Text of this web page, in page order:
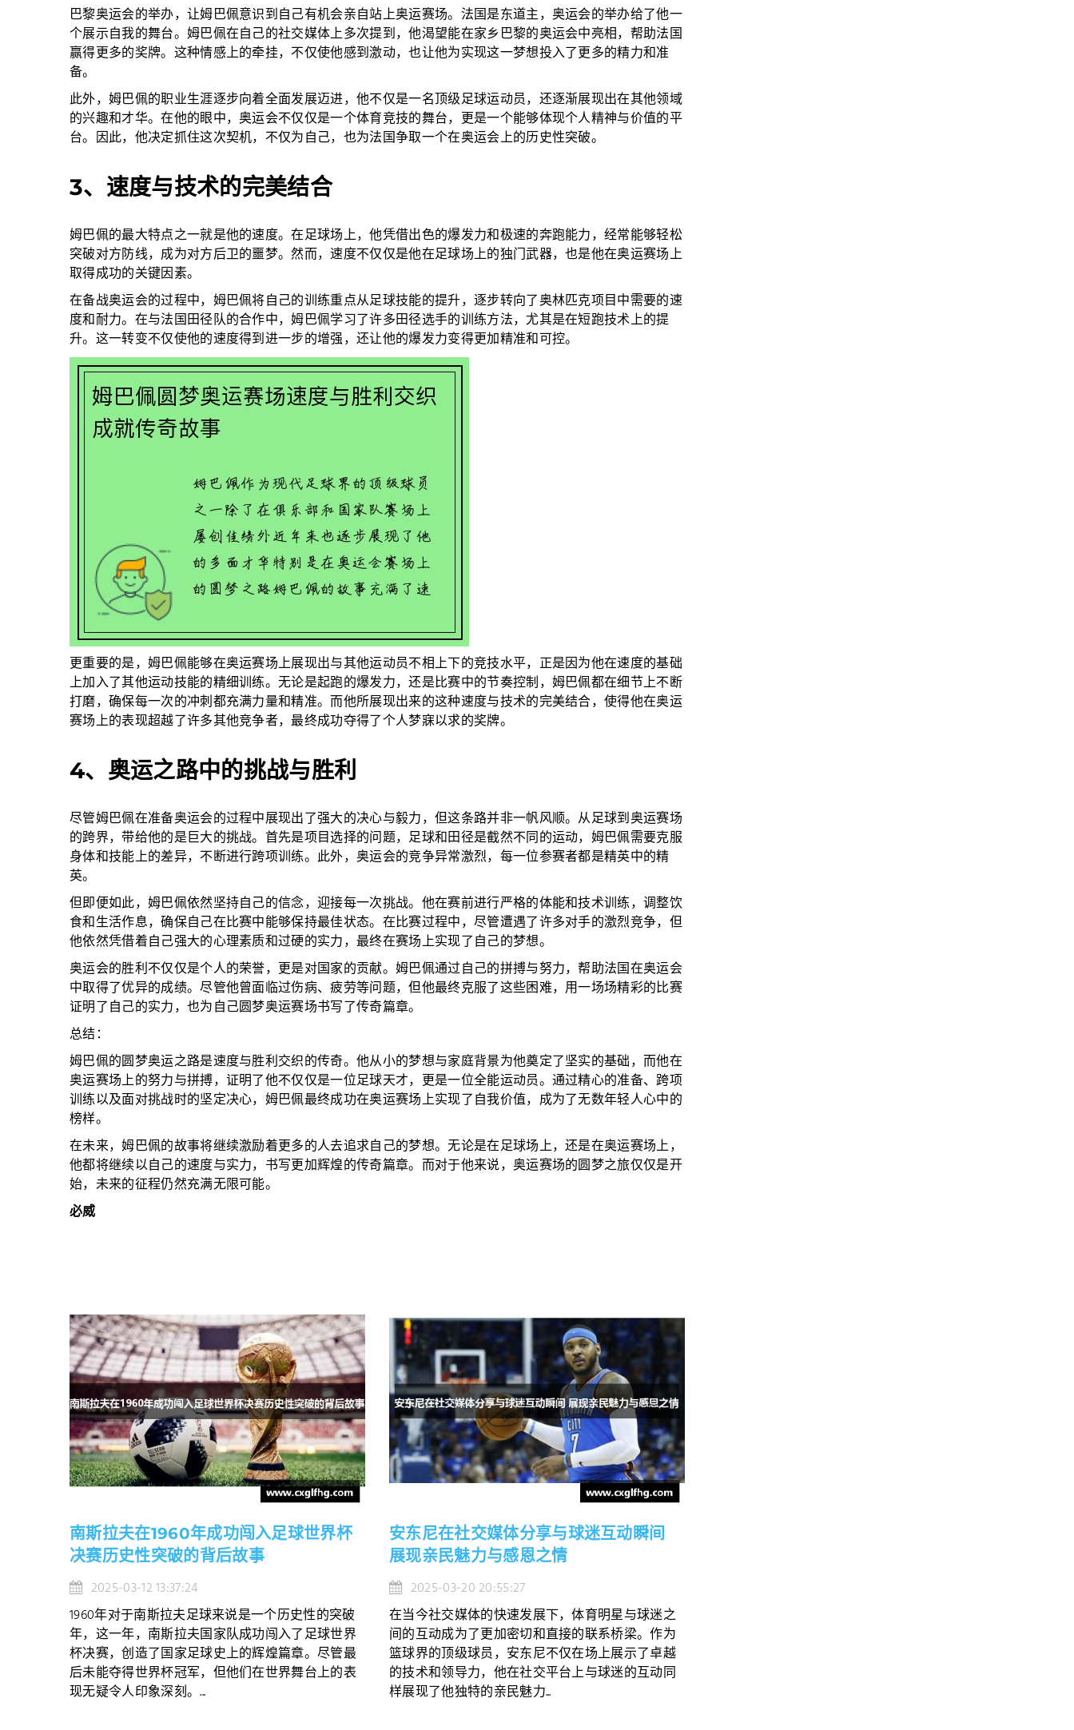
巴黎奥运会的举办，让姆巴佩意识到自己有机会亲自站上奥运赛场。法国是东道主，奥运会的举办给了他一
个展示自我的舞台。姆巴佩在自己的社交媒体上多次提到，他渴望能在家乡巴黎的奥运会中亮相，帮助法国
赢得更多的奖牌。这种情感上的牵挂，不仅使他感到激动，也让他为实现这一梦想投入了更多的精力和准
备。
此外，姆巴佩的职业生涯逐步向着全面发展迈进，他不仅是一名顶级足球运动员，还逐渐展现出在其他领域
的兴趣和才华。在他的眼中，奥运会不仅仅是一个体育竞技的舞台，更是一个能够体现个人精神与价值的平
台。因此，他决定抓住这次契机，不仅为自己，也为法国争取一个在奥运会上的历史性突破。
3、速度与技术的完美结合
姆巴佩的最大特点之一就是他的速度。在足球场上，他凭借出色的爆发力和极速的奔跑能力，经常能够轻松
突破对方防线，成为对方后卫的噩梦。然而，速度不仅仅是他在足球场上的独门武器，也是他在奥运赛场上
取得成功的关键因素。
在备战奥运会的过程中，姆巴佩将自己的训练重点从足球技能的提升，逐步转向了奥林匹克项目中需要的速
度和耐力。在与法国田径队的合作中，姆巴佩学习了许多田径选手的训练方法，尤其是在短跑技术上的提
升。这一转变不仅使他的速度得到进一步的增强，还让他的爆发力变得更加精准和可控。
更重要的是，姆巴佩能够在奥运赛场上展现出与其他运动员不相上下的竞技水平，正是因为他在速度的基础
上加入了其他运动技能的精细训练。无论是起跑的爆发力，还是比赛中的节奏控制，姆巴佩都在细节上不断
打磨，确保每一次的冲刺都充满力量和精准。而他所展现出来的这种速度与技术的完美结合，使得他在奥运
赛场上的表现超越了许多其他竞争者，最终成功夺得了个人梦寐以求的奖牌。
4、奥运之路中的挑战与胜利
尽管姆巴佩在准备奥运会的过程中展现出了强大的决心与毅力，但这条路并非一帆风顺。从足球到奥运赛场
的跨界，带给他的是巨大的挑战。首先是项目选择的问题，足球和田径是截然不同的运动，姆巴佩需要克服
身体和技能上的差异，不断进行跨项训练。此外，奥运会的竞争异常激烈，每一位参赛者都是精英中的精
英。
但即便如此，姆巴佩依然坚持自己的信念，迎接每一次挑战。他在赛前进行严格的体能和技术训练，调整饮
食和生活作息，确保自己在比赛中能够保持最佳状态。在比赛过程中，尽管遭遇了许多对手的激烈竞争，但
他依然凭借着自己强大的心理素质和过硬的实力，最终在赛场上实现了自己的梦想。
奥运会的胜利不仅仅是个人的荣誉，更是对国家的贡献。姆巴佩通过自己的拼搏与努力，帮助法国在奥运会
中取得了优异的成绩。尽管他曾面临过伤病、疲劳等问题，但他最终克服了这些困难，用一场场精彩的比赛
证明了自己的实力，也为自己圆梦奥运赛场书写了传奇篇章。
总结：
姆巴佩的圆梦奥运之路是速度与胜利交织的传奇。他从小的梦想与家庭背景为他奠定了坚实的基础，而他在
奥运赛场上的努力与拼搏，证明了他不仅仅是一位足球天才，更是一位全能运动员。通过精心的准备、跨项
训练以及面对挑战时的坚定决心，姆巴佩最终成功在奥运赛场上实现了自我价值，成为了无数年轻人心中的
榜样。
在未来，姆巴佩的故事将继续激励着更多的人去追求自己的梦想。无论是在足球场上，还是在奥运赛场上，
他都将继续以自己的速度与实力，书写更加辉煌的传奇篇章。而对于他来说，奥运赛场的圆梦之旅仅仅是开
始，未来的征程仍然充满无限可能。
必威
南斯拉夫在1960年成功闯入足球世界杯
决赛历史性突破的背后故事
2025-03-12 13:37:24
1960年对于南斯拉夫足球来说是一个历史性的突破
年，这一年，南斯拉夫国家队成功闯入了足球世界
杯决赛，创造了国家足球史上的辉煌篇章。尽管最
后未能夺得世界杯冠军，但他们在世界舞台上的表
现无疑令人印象深刻。...
安东尼在社交媒体分享与球迷互动瞬间
展现亲民魅力与感恩之情
2025-03-20 20:55:27
在当今社交媒体的快速发展下，体育明星与球迷之
间的互动成为了更加密切和直接的联系桥梁。作为
篮球界的顶级球员，安东尼不仅在场上展示了卓越
的技术和领导力，他在社交平台上与球迷的互动同
样展现了他独特的亲民魅力...